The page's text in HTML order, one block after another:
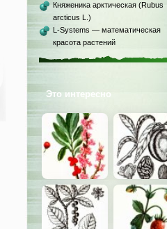
Княженика арктическая (Rubus
arcticus L.)
L-Systems — математическая
красота растений
Это интересно